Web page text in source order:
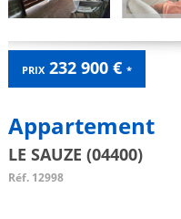
PRIX232 900 € *
Appartement
LE SAUZE (04400)
Réf. 12998